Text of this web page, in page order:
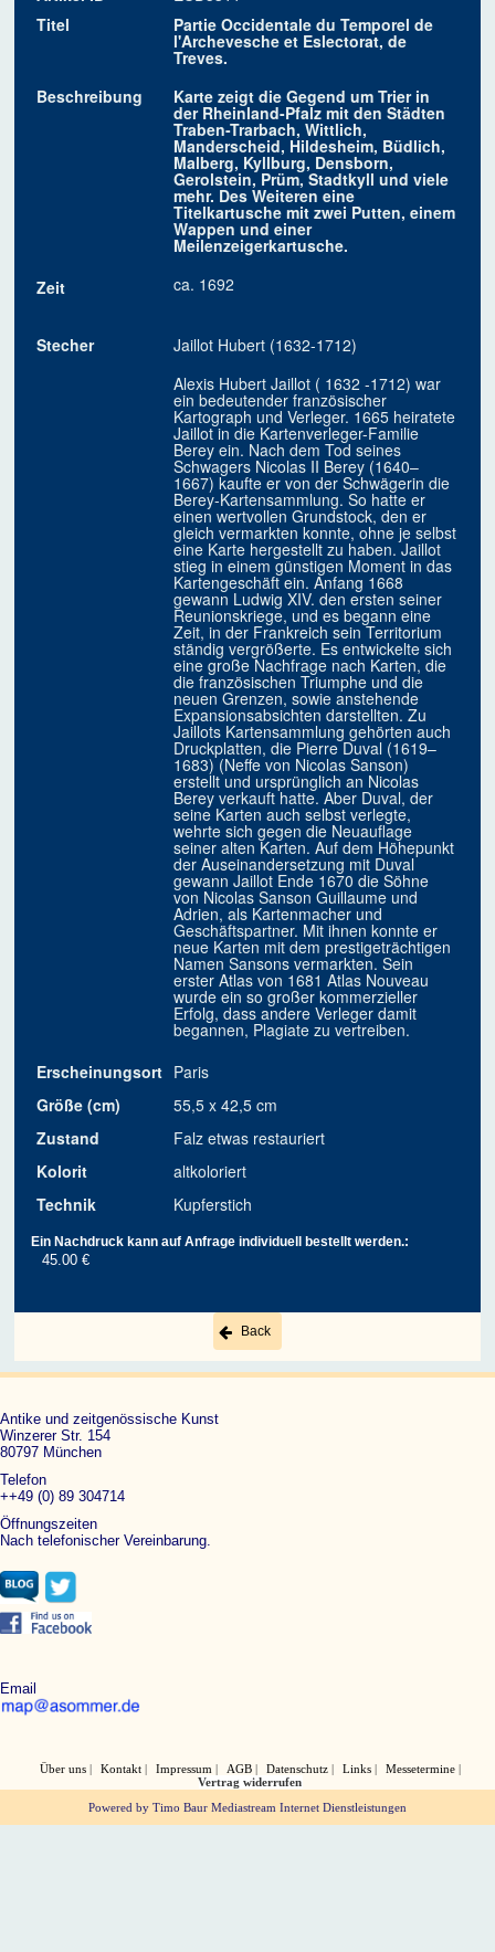
Titel
Partie Occidentale du Temporel de
l'Archevesche et Eslectorat, de
Treves.
Beschreibung
Karte zeigt die Gegend um Trier in
der Rheinland-Pfalz mit den Städten
Traben-Trarbach, Wittlich,
Manderscheid, Hildesheim, Büdlich,
Malberg, Kyllburg, Densborn,
Gerolstein, Prüm, Stadtkyll und viele
mehr. Des Weiteren eine
Titelkartusche mit zwei Putten, einem
Wappen und einer
Meilenzeigerkartusche.
Zeit
ca. 1692
Stecher
Jaillot Hubert (1632-1712)
Alexis Hubert Jaillot ( 1632 -1712) war
ein bedeutender französischer
Kartograph und Verleger. 1665 heiratete
Jaillot in die Kartenverleger-Familie
Berey ein. Nach dem Tod seines
Schwagers Nicolas II Berey (1640–
1667) kaufte er von der Schwägerin die
Berey-Kartensammlung. So hatte er
einen wertvollen Grundstock, den er
gleich vermarkten konnte, ohne je selbst
eine Karte hergestellt zu haben. Jaillot
stieg in einem günstigen Moment in das
Kartengeschäft ein. Anfang 1668
gewann Ludwig XIV. den ersten seiner
Reunionskriege, und es begann eine
Zeit, in der Frankreich sein Territorium
ständig vergrößerte. Es entwickelte sich
eine große Nachfrage nach Karten, die
die französischen Triumphe und die
neuen Grenzen, sowie anstehende
Expansionsabsichten darstellten. Zu
Jaillots Kartensammlung gehörten auch
Druckplatten, die Pierre Duval (1619–
1683) (Neffe von Nicolas Sanson)
erstellt und ursprünglich an Nicolas
Berey verkauft hatte. Aber Duval, der
seine Karten auch selbst verlegte,
wehrte sich gegen die Neuauflage
seiner alten Karten. Auf dem Höhepunkt
der Auseinandersetzung mit Duval
gewann Jaillot Ende 1670 die Söhne
von Nicolas Sanson Guillaume und
Adrien, als Kartenmacher und
Geschäftspartner. Mit ihnen konnte er
neue Karten mit dem prestigeträchtigen
Namen Sansons vermarkten. Sein
erster Atlas von 1681 Atlas Nouveau
wurde ein so großer kommerzieller
Erfolg, dass andere Verleger damit
begannen, Plagiate zu vertreiben.
Erscheinungsort Paris
Größe (cm)
55,5 x 42,5 cm
Zustand
Falz etwas restauriert
Kolorit
altkoloriert
Technik
Kupferstich
Ein Nachdruck kann auf Anfrage individuell bestellt werden.:
45.00 €
Back
Antike und zeitgenössische Kunst
Winzerer Str. 154
80797 München
Telefon
++49 (0) 89 304714
Öffnungszeiten
Nach telefonischer Vereinbarung.
Email
Über uns Kontakt Impressum AGB Datenschutz Links
Messetermine
Vertrag widerrufen
Powered by Timo Baur Mediastream Internet Dienstleistungen